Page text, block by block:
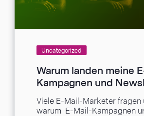
Uncategorized
Warum landen meine
Kampagnen und
Spam-Ordner?
Viele E-Mail-Marketer fragen
warum E-Mail-Kampagnen